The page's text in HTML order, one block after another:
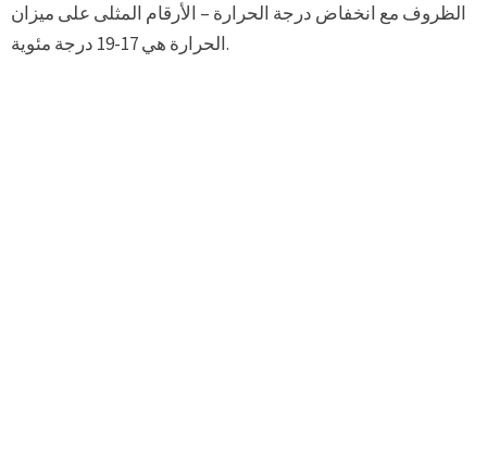
الظروف مع انخفاض درجة الحرارة – الأرقام المثلى على ميزان
الحرارة هي 17-19 درجة مئوية.